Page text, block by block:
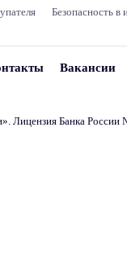
Безопасность в
Вакансии
». Лицензия Банка России